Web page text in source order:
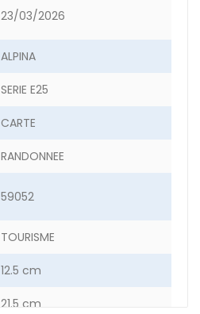
23/03/2026
ALPINA
SERIE E25
CARTE
RANDONNEE
59052
TOURISME
12.5 cm
21.5 cm